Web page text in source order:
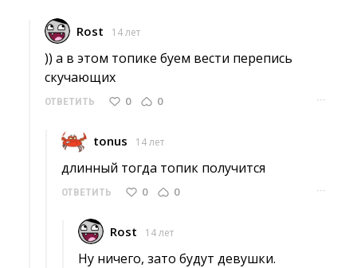
Rost 14 лет
)) а в этом топике буем вести перепись
скучающих
ОТВЕТИТЬ 0 0 ···
tonus 14 лет
длинный тогда топик получится
ОТВЕТИТЬ 0 0 ···
Rost 14 лет
Ну ничего, зато будут девушки.